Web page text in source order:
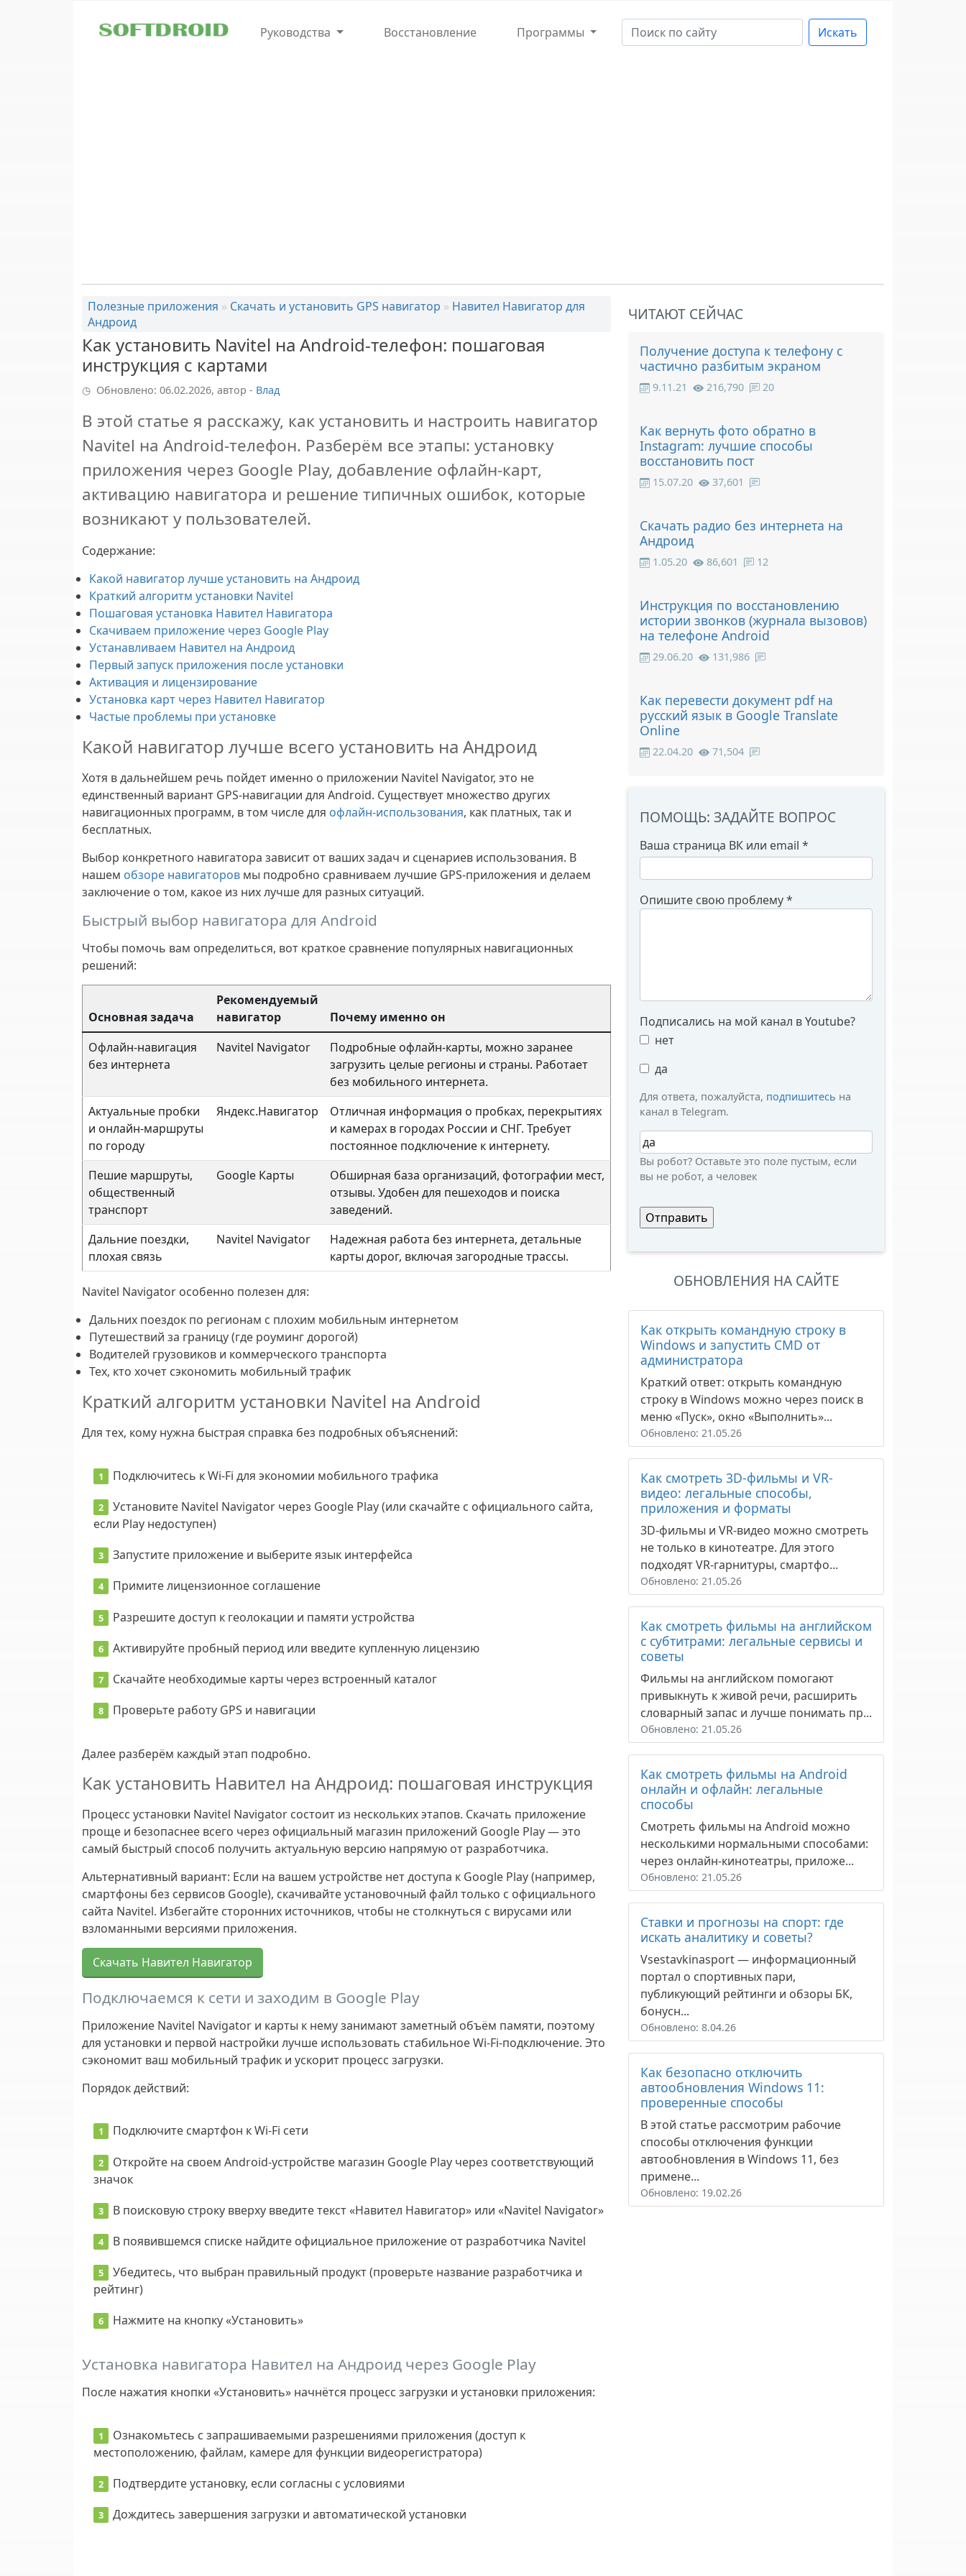
Руководства
Восстановление Программы Искать
Полезные приложения » Скачать и установить GPS навигатор » Навител Навигатор для
Андроид
Как установить Navitel на Android‑телефон: пошаговая
инструкция с картами
Обновлено: 06.02.2026, автор - Влад
В этой статье я расскажу, как установить и настроить навигатор
Navitel на Android-телефон. Разберём все этапы: установку
приложения через Google Play, добавление офлайн-карт,
активацию навигатора и решение типичных ошибок, которые
возникают у пользователей.
Содержание:
Какой навигатор лучше установить на Андроид
Краткий алгоритм установки Navitel
Пошаговая установка Навител Навигатора
Скачиваем приложение через Google Play
Устанавливаем Навител на Андроид
Первый запуск приложения после установки
Активация и лицензирование
Установка карт через Навител Навигатор
Частые проблемы при установке
Какой навигатор лучше всего установить на Андроид
Хотя в дальнейшем речь пойдет именно о приложении Navitel Navigator, это не
единственный вариант GPS-навигации для Android. Существует множество других
навигационных программ, в том числе для офлайн-использования, как платных, так и
бесплатных.
Выбор конкретного навигатора зависит от ваших задач и сценариев использования. В
нашем обзоре навигаторов мы подробно сравниваем лучшие GPS-приложения и делаем
заключение о том, какое из них лучше для разных ситуаций.
Быстрый выбор навигатора для Android
Чтобы помочь вам определиться, вот краткое сравнение популярных навигационных
решений:
Основная задача
Рекомендуемый
навигатор
Почему именно он
Офлайн-навигация
без интернета
Navitel Navigator
Подробные офлайн-карты, можно заранее
загрузить целые регионы и страны. Работает
без мобильного интернета.
Актуальные пробки
и онлайн-маршруты
по городу
Яндекс.Навигатор
Отличная информация о пробках, перекрытиях
и камерах в городах России и СНГ. Требует
постоянное подключение к интернету.
Пешие маршруты,
общественный
транспорт
Google Карты
Обширная база организаций, фотографии мест,
отзывы. Удобен для пешеходов и поиска
заведений.
Дальние поездки,
плохая связь
Navitel Navigator
Надежная работа без интернета, детальные
карты дорог, включая загородные трассы.
Navitel Navigator особенно полезен для:
Дальних поездок по регионам с плохим мобильным интернетом
Путешествий за границу (где роуминг дорогой)
Водителей грузовиков и коммерческого транспорта
Тех, кто хочет сэкономить мобильный трафик
Краткий алгоритм установки Navitel на Android
Для тех, кому нужна быстрая справка без подробных объяснений:
Подключитесь к Wi-Fi для экономии мобильного трафика
Установите Navitel Navigator через Google Play (или скачайте с официального сайта,
если Play недоступен)
Запустите приложение и выберите язык интерфейса
Примите лицензионное соглашение
Разрешите доступ к геолокации и памяти устройства
Активируйте пробный период или введите купленную лицензию
Скачайте необходимые карты через встроенный каталог
Проверьте работу GPS и навигации
Далее разберём каждый этап подробно.
Как установить Навител на Андроид: пошаговая инструкция
Процесс установки Navitel Navigator состоит из нескольких этапов. Скачать приложение
проще и безопаснее всего через официальный магазин приложений Google Play — это
самый быстрый способ получить актуальную версию напрямую от разработчика.
Альтернативный вариант: Если на вашем устройстве нет доступа к Google Play (например,
смартфоны без сервисов Google), скачивайте установочный файл только с официального
сайта Navitel. Избегайте сторонних источников, чтобы не столкнуться с вирусами или
взломанными версиями приложения.
Скачать Навител Навигатор
Подключаемся к сети и заходим в Google Play
Приложение Navitel Navigator и карты к нему занимают заметный объём памяти, поэтому
для установки и первой настройки лучше использовать стабильное Wi-Fi-подключение. Это
сэкономит ваш мобильный трафик и ускорит процесс загрузки.
Порядок действий:
Подключите смартфон к Wi-Fi сети
Откройте на своем Android-устройстве магазин Google Play через соответствующий
значок
В поисковую строку вверху введите текст«Навител Навигатор» или «Navitel Navigator»
В появившемся списке найдите официальное приложение от разработчика Navitel
Убедитесь, что выбран правильный продукт (проверьте название разработчика и
рейтинг)
Нажмите на кнопку«Установить»
Установка навигатора Навител на Андроид через Google Play
После нажатия кнопки «Установить» начнётся процесс загрузки и установки приложения:
Ознакомьтесь с запрашиваемыми разрешениями приложения (доступ к
местоположению, файлам, камере для функции видеорегистратора)
Подтвердите установку, если согласны с условиями
Дождитесь завершения загрузки и автоматической установки
ЧИТАЮТ СЕЙЧАС
Получение доступа к телефону с
частично разбитым экраном
9.11.21 216,790 20
Как вернуть фото обратно в
Instagram: лучшие способы
восстановить пост
15.07.20 37,601
Скачать радио без интернета на
Андроид
1.05.20 86,601 12
Инструкция по восстановлению
истории звонков (журнала вызовов)
на телефоне Android
29.06.20 131,986
Как перевести документ pdf на
русский язык в Google Translate
Online
22.04.20 71,504
ПОМОЩЬ: ЗАДАЙТЕ ВОПРОС
Ваша страница ВК или email *
Опишите свою проблему*
Подписались на мой канал в Youtube?
нет
да
Для ответа, пожалуйста, подпишитесь на
канал в Telegram.
Вы робот?
Вы робот? Оставьте это поле пустым, если
вы не робот, а человек
ОБНОВЛЕНИЯ НА САЙТЕ
Как открыть командную строку в
Windows и запустить CMD от
администратора
Краткий ответ: открыть командную
строку в Windows можно через поиск в
меню «Пуск», окно «Выполнить»...
Обновлено: 21.05.26
Как смотреть 3D-фильмы и VR-
видео: легальные способы,
приложения и форматы
3D-фильмы и VR-видео можно смотреть
не только в кинотеатре. Для этого
подходят VR-гарнитуры, смартфо...
Обновлено: 21.05.26
Как смотреть фильмы на английском
с субтитрами: легальные сервисы и
советы
Фильмы на английском помогают
привыкнуть к живой речи, расширить
словарный запас и лучше понимать пр...
Обновлено: 21.05.26
Как смотреть фильмы на Android
онлайн и офлайн: легальные
способы
Смотреть фильмы на Android можно
несколькими нормальными способами:
через онлайн-кинотеатры, приложе...
Обновлено: 21.05.26
Ставки и прогнозы на спорт: где
искать аналитику и советы?
Vsestavkinasport — информационный
портал о спортивных пари,
публикующий рейтинги и обзоры БК,
бонусн...
Обновлено: 8.04.26
Как безопасно отключить
автообновления Windows 11:
проверенные способы
В этой статье рассмотрим рабочие
способы отключения функции
автообновления в Windows 11, без
примене...
Обновлено: 19.02.26